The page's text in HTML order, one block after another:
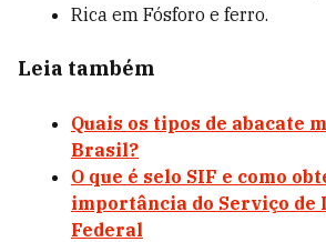
Rica em Fósforo e ferro.
Leia também
Quais os tipos de abacate
Brasil?
O que é selo SIF e como
importância do Serviço de
Federal